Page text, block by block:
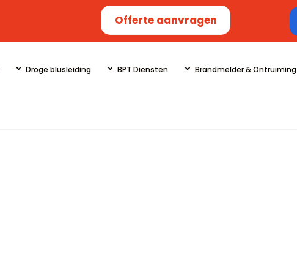
Offerte aanvragen
Droge blusleiding BPT Diensten Brandmelder & Ontruiming